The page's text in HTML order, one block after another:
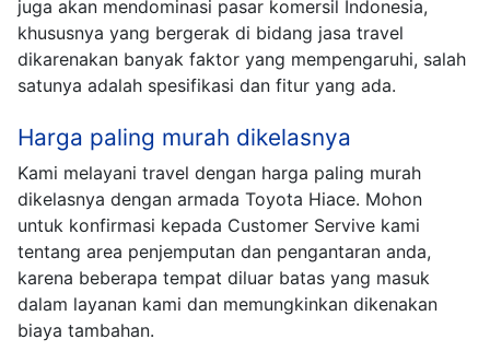
juga akan mendominasi pasar komersil Indonesia,
khususnya yang bergerak di bidang jasa travel
dikarenakan banyak faktor yang mempengaruhi, salah
satunya adalah spesifikasi dan fitur yang ada.
Harga paling murah dikelasnya
Kami melayani travel dengan harga paling murah
dikelasnya dengan armada Toyota Hiace. Mohon
untuk konfirmasi kepada Customer Servive kami
tentang area penjemputan dan pengantaran anda,
karena beberapa tempat diluar batas yang masuk
dalam layanan kami dan memungkinkan dikenakan
biaya tambahan.